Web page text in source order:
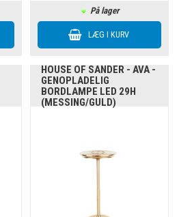
På lager
HOUSE OF SANDER - AVA -
GENOPLADELIG
BORDLAMPE LED 29H
(MESSING/GULD)